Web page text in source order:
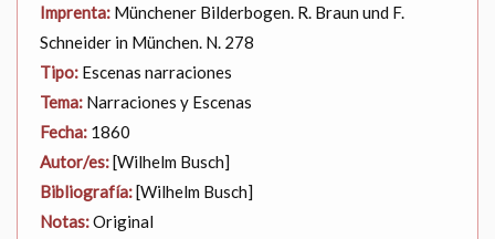
Imprenta: Münchener Bilderbogen. R. Braun und F.
Schneider in München. N. 278
Tipo: Escenas narraciones
Tema: Narraciones y Escenas
Fecha: 1860
Autor/es:[Wilhelm Busch]
Bibliografía:[Wilhelm Busch]
Notas:Original